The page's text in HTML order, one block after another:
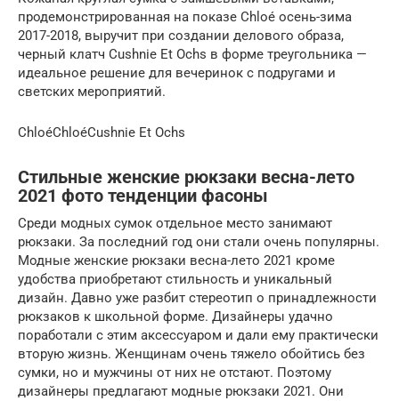
продемонстрированная на показе Chloé осень-зима
2017-2018, выручит при создании делового образа,
черный клатч Cushnie Et Ochs в форме треугольника —
идеальное решение для вечеринок с подругами и
светских мероприятий.
ChloéChloéCushnie Et Ochs
Стильные женские рюкзаки весна-лето
2021 фото тенденции фасоны
Среди модных сумок отдельное место занимают
рюкзаки. За последний год они стали очень популярны.
Модные женские рюкзаки весна-лето 2021 кроме
удобства приобретают стильность и уникальный
дизайн. Давно уже разбит стереотип о принадлежности
рюкзаков к школьной форме. Дизайнеры удачно
поработали с этим аксессуаром и дали ему практически
вторую жизнь. Женщинам очень тяжело обойтись без
сумки, но и мужчины от них не отстают. Поэтому
дизайнеры предлагают модные рюкзаки 2021. Они